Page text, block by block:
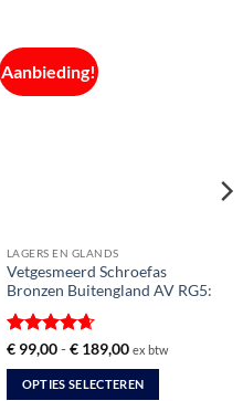
Aanbieding!
LAGERS EN GLANDS
Vetgesmeerd Schroefas
Bronzen Buitengland AV RG5:
Gewaardeerd
4.67uit 5
€99,00 - €189,00Prijsklasse:
tot
€ 189,00
ex btw
OPTIES SELECTEREN